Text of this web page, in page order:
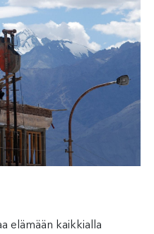
elämään kaikkialla